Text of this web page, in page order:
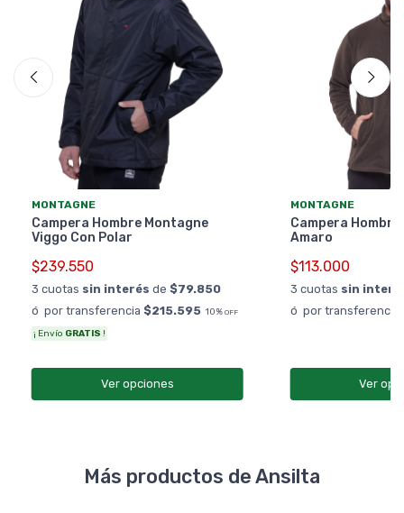
MONTAGNE
Campera Hombre Montagne
Viggo Con Polar
$239.550
3 cuotas sin interés de $79.850
ó por transferencia $215.595 10% OFF
¡ Envío GRATIS !
Ver opciones
MONTAGNE
Campera
Amaro
$113.000
3 cuotas sin
ó por transferencia
Ver
Más productos de Ansilta